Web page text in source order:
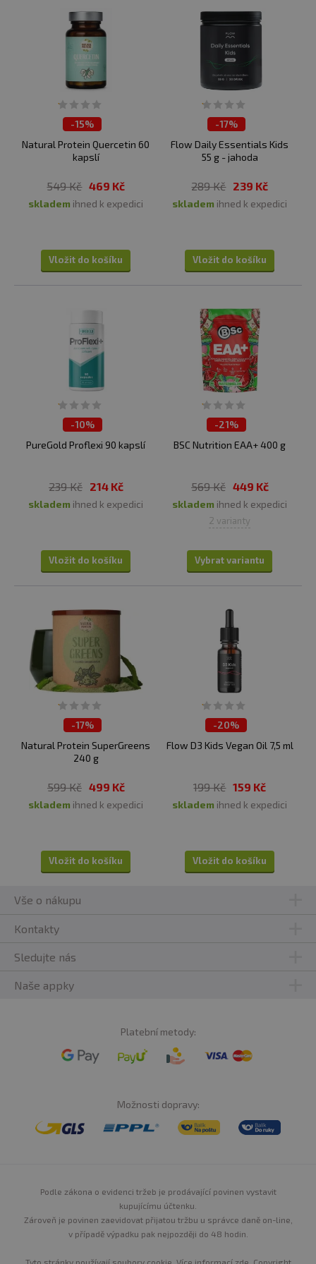
-15%
Natural Protein Quercetin 60
kapslí
549 Kč 469 Kč
skladem ihned k expedici
Vložit do košíku
-17%
Flow Daily Essentials Kids
55 g - jahoda
289 Kč 239 Kč
skladem ihned k expedici
Vložit do košíku
-10%
PureGold Proflexi 90 kapslí
239 Kč 214 Kč
skladem ihned k expedici
Vložit do košíku
-21%
BSC Nutrition EAA+ 400 g
569 Kč 449 Kč
skladem ihned k expedici
2 varianty
Vybrat variantu
-17%
Natural Protein SuperGreens
240 g
599 Kč 499 Kč
skladem ihned k expedici
Vložit do košíku
-20%
Flow D3 Kids Vegan Oil 7,5 ml
199 Kč 159 Kč
skladem ihned k expedici
Vložit do košíku
Vše o nákupu
Kontakty
Sledujte nás
Naše appky
Platební metody:
Možnosti dopravy:
Podle zákona o evidenci tržeb je prodávající povinen vystavit
kupujícímu účtenku.
Zároveň je povinen zaevidovat přijatou tržbu u správce daně on-line,
v případě výpadku pak nejpozději do 48 hodin.
Tyto stránky používají soubory cookie. Více informací zde . Copyright